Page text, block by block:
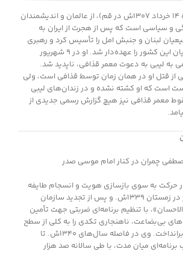
سید موسی صدر (زاده ۱۴ خرداد ۱۳۰۷ش در قم)، از عالمان و اندیشمندان
و سیاسی است که پس از هجرت از ایران به
لبنان و جنبش امل را تأسیس کرد و رهبری
فکری و سیاسی شیعیان این کشور را عهده‌دار شد. او در ۹ شهریور
به لیبی به دعوت معمر قذافی، ناپدید شد.
از قتل او در همان زمان توسط قذافی است، ولی
است که او کشته نشده و در زندان‌های لیبی
معمر قذافی نیز هیچ گزارش رسمی جدیدی از
حرکت به سوی بازسازی هویت و انسجام طایفه
شیعه لبنان بود. صدر در زمستان ۱۳۳۹ش. و پس از تجدید سازمان
با تنظیم برنامه‌ای ضربتی جهت تأمین
بی‌بضاعت، ناهنجاری تکدی را به کلی از سطح
شهر صور و اطراف آن برانداخت. وی در فاصله سال‌های ۱۳۴۰ش. تا
برنامه‌ای میان مدت، با طی سالانه صد هزار